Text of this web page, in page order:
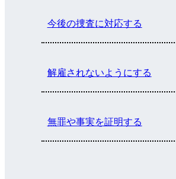
今後の捜査に対応する
解雇されないようにする
無罪や事実を証明する